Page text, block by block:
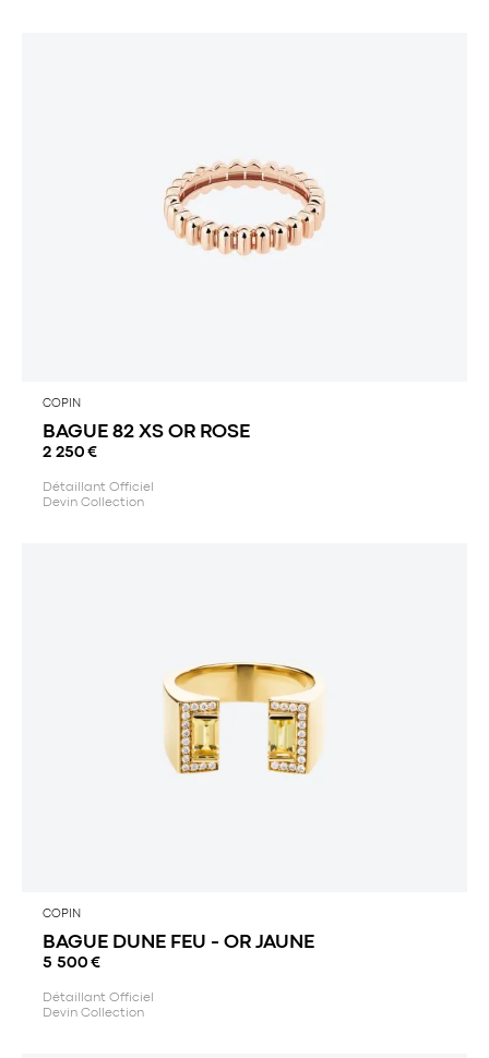
COPIN
BAGUE 82 XS OR ROSE
2 250 €
Détaillant Officiel
Devin Collection
COPIN
BAGUE DUNE FEU - OR JAUNE
5 500 €
Détaillant Officiel
Devin Collection